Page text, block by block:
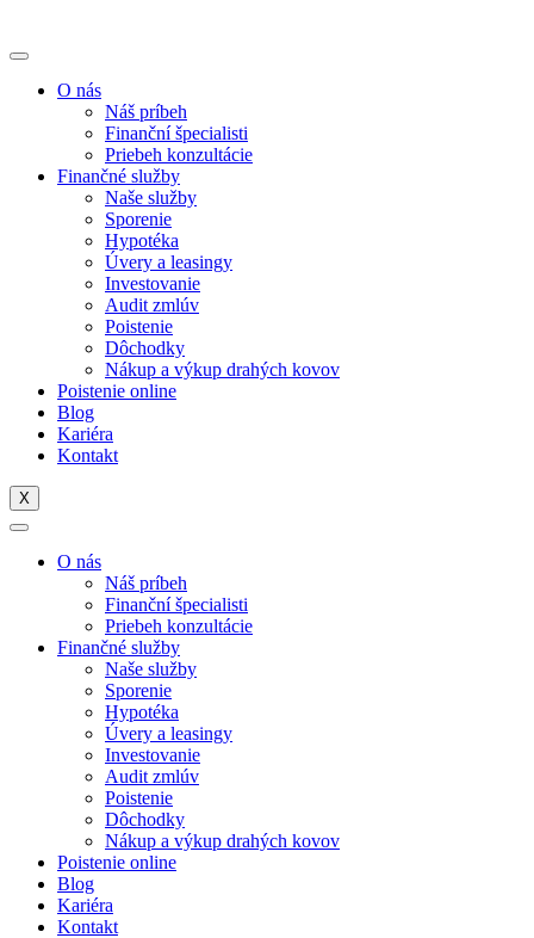
O nás
Náš príbeh
Finanční špecialisti
Priebeh konzultácie
Finančné služby
Naše služby
Sporenie
Hypotéka
Úvery a leasingy
Investovanie
Audit zmlúv
Poistenie
Dôchodky
Nákup a výkup drahých kovov
Poistenie online
Blog
Kariéra
Kontakt
X
O nás
Náš príbeh
Finanční špecialisti
Priebeh konzultácie
Finančné služby
Naše služby
Sporenie
Hypotéka
Úvery a leasingy
Investovanie
Audit zmlúv
Poistenie
Dôchodky
Nákup a výkup drahých kovov
Poistenie online
Blog
Kariéra
Kontakt